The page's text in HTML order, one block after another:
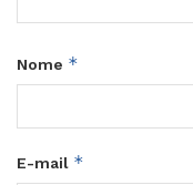
Nome *
E-mail *